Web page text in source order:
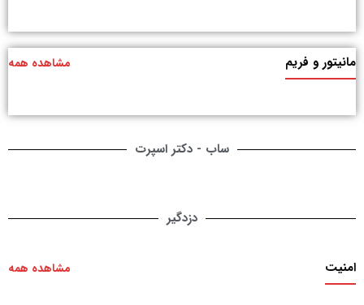
مانیتور و فریم مشاهده همه
ساب - دکتر اسپرت
دزدگیر
امنیت مشاهده همه